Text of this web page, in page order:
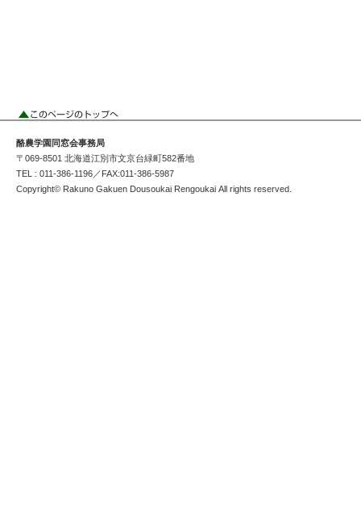
酪農学園同窓会事務局
〒069-8501 北海道江別市文京台緑町582番地
TEL : 011-386-1196／FAX:011-386-5987
Copyright© Rakuno Gakuen Dousoukai Rengoukai All rights reserved.